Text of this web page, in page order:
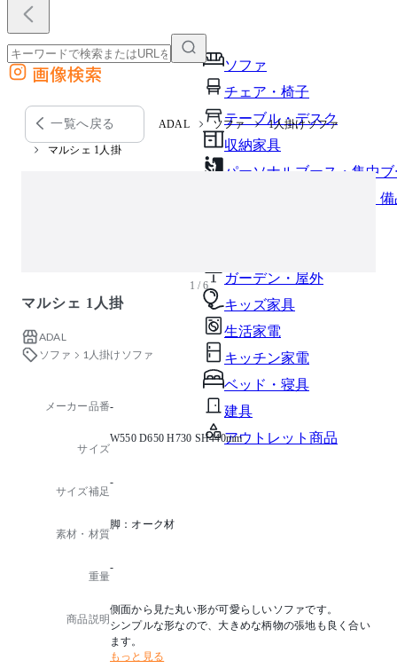
ソファ
チェア・椅子
テーブル・デスク
収納家具
パーソナルブース・集中
オフィスアクセサリー・
ガーデン・屋外
キッズ家具
生活家電
キッチン家電
ベッド・寝具
建具
アウトレット商品
外部サイトの商品をカートに追加
他のサイトで見つけた商品ページのURLを貼り付けて、カートに追加できます
画像検索
一覧へ戻る ADAL ソファ 1人掛けソファ
マルシェ 1人掛
1 / 6
マルシェ 1人掛
ADAL
ソファ
1人掛けソファ
メーカー品番-
サイズ
W550 D650 H730 SH440mm
サイズ補足
-
素材・材質
脚：オーク材
重量
-
商品説明
側面から見た丸い形が可愛らしいソファです。
シンプルな形なので、大きめな柄物の張地も良く合い
ます。
もっと見る